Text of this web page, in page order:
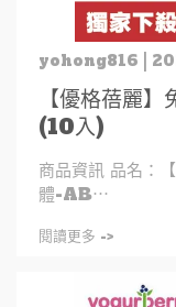
【優格蓓麗
(10入)
yohong816 |
商品資訊 品名：
體-AB⋯
閱讀更多 ->